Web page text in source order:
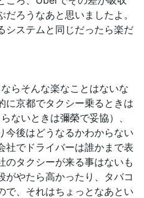
ろうなあと思いましたよ。
システムと同じだったら楽だ
らそんな楽なことはないな
に京都でタクシー乗るときは
ないときは彌榮で妥協）、
今後はどうなるかわからない
社でドライバーは誰かまで表
のタクシーが来る事はないも
がやたら高かったり、タバコ
で、それはちょっとなあとい